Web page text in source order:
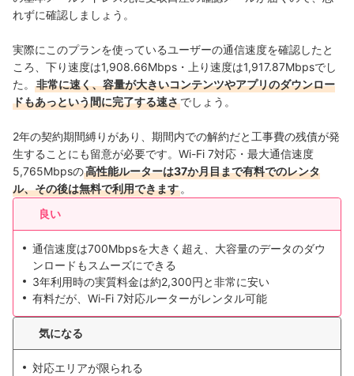
れずに確認しましょう。
実際にこのプランを使っているユーザーの通信速度を確認したと
ころ、下り速度は1,908.66Mbps・上り速度は1,917.87Mbpsでし
た。
非常に速く、容量が大きいコンテンツやアプリのダウンロー
ドもあっという間に完了する速さでしょう。
2年の契約期間縛りがあり、期間内での解約だと工事費の残債が発
生することにも留意が必要です。Wi-Fi 7対応・最大通信速度
5,765Mbpsの高性能ルーターは37か月目まで有料でのレンタ
ル、その後は無料で利用できます 。
良い
通信速度は700Mbpsを大きく超え、大容量のデータのダウ
ンロードもスムーズにできる
3年利用時の実質料金は約2,300円と非常に安い
有料だが、Wi-Fi 7対応ルーターがレンタル可能
気になる
対応エリアが限られる